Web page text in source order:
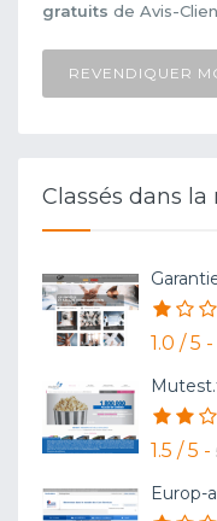
gratuits de Avis-
REVENDIQUER
Classés dans
1.0 / 5 -
1.5 / 5 -
Europ-